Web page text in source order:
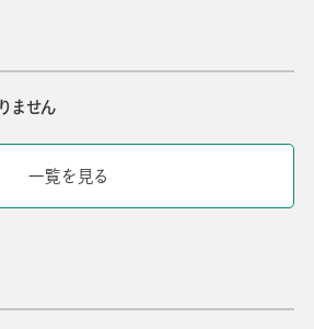
ません
一覧を見る